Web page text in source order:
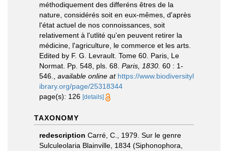
méthodiquement des differéns êtres de la
nature, considérés soit en eux-mêmes, d'après
l'état actuel de nos connoissances, soit
relativement à l'utlité qu'en peuvent retirer la
médicine, l'agriculture, le commerce et les arts.
Edited by F. G. Levrault. Tome 60. Paris, Le
Normat. Pp. 548, pls. 68. Paris, 1830. 60 : 1-
546.
available online at https://www.biodiversityl
ibrary.org/page/25318344
page(s): 126 [details]
TAXONOMY
redescription Carré, C., 1979. Sur le genre
Sulculeolaria Blainville, 1834 (Siphonophora,